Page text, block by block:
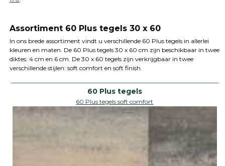
Assortiment 60 Plus tegels 30 x 60
In ons brede assortiment vindt u verschillende 60 Plus tegels in allerlei
kleuren en maten. De 60 Plus tegels 30 x 60 cm zijn beschikbaar in twee
diktes: 4 cm en 6 cm. De 30 x 60 tegels zijn verkrijgbaar in twee
verschillende stijlen: soft comfort en soft finish.
60 Plus tegels soft comfort